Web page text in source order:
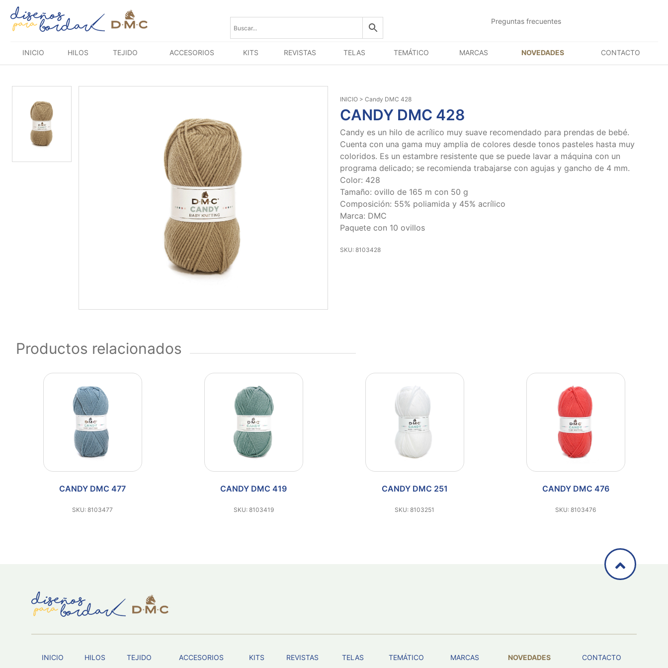
Saltar
contenido
Preguntas frecuentes
INICIO HILOS TEJIDO ACCESORIOS KITS REVISTAS TELAS TEMÁTICO MARCAS NOVEDADES CONTACTO
INICIO > Candy DMC 428
CANDY DMC 428
Candy es un hilo de acrílico muy suave recomendado para prendas de bebé.
Cuenta con una gama muy amplia de colores desde tonos pasteles hasta muy
coloridos. Es un estambre resistente que se puede lavar a máquina con un
programa delicado; se recomienda trabajarse con agujas y gancho de 4 mm.
Color: 428
Tamaño: ovillo de 165 m con 50 g
Composición: 55% poliamida y 45% acrílico
Marca: DMC
Paquete con 10 ovillos
SKU: 8103428
Productos relacionados
CANDY DMC 419
SKU: 8103419
CANDY DMC 251
SKU: 8103251
CANDY DMC 476
SKU: 8103476
CANDY DMC 468
SKU: 8103468
INICIO HILOS TEJIDO ACCESORIOS KITS REVISTAS TELAS TEMÁTICO MARCAS NOVEDADES CONTACTO